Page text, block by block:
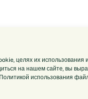
целях их использования
на нашем сайте, вы
использования